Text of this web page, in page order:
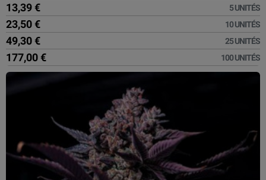
13,39 € 5 UNITÉS
23,50 € 10 UNITÉS
49,30 € 25 UNITÉS
177,00 € 100 UNITÉS